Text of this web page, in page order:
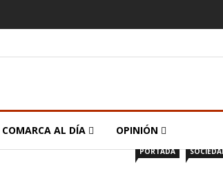
COMARCA AL DÍA OPINIÓN
PORTADA